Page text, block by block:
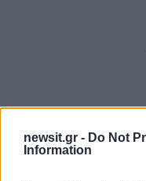
newsit.gr - Do Not
Information